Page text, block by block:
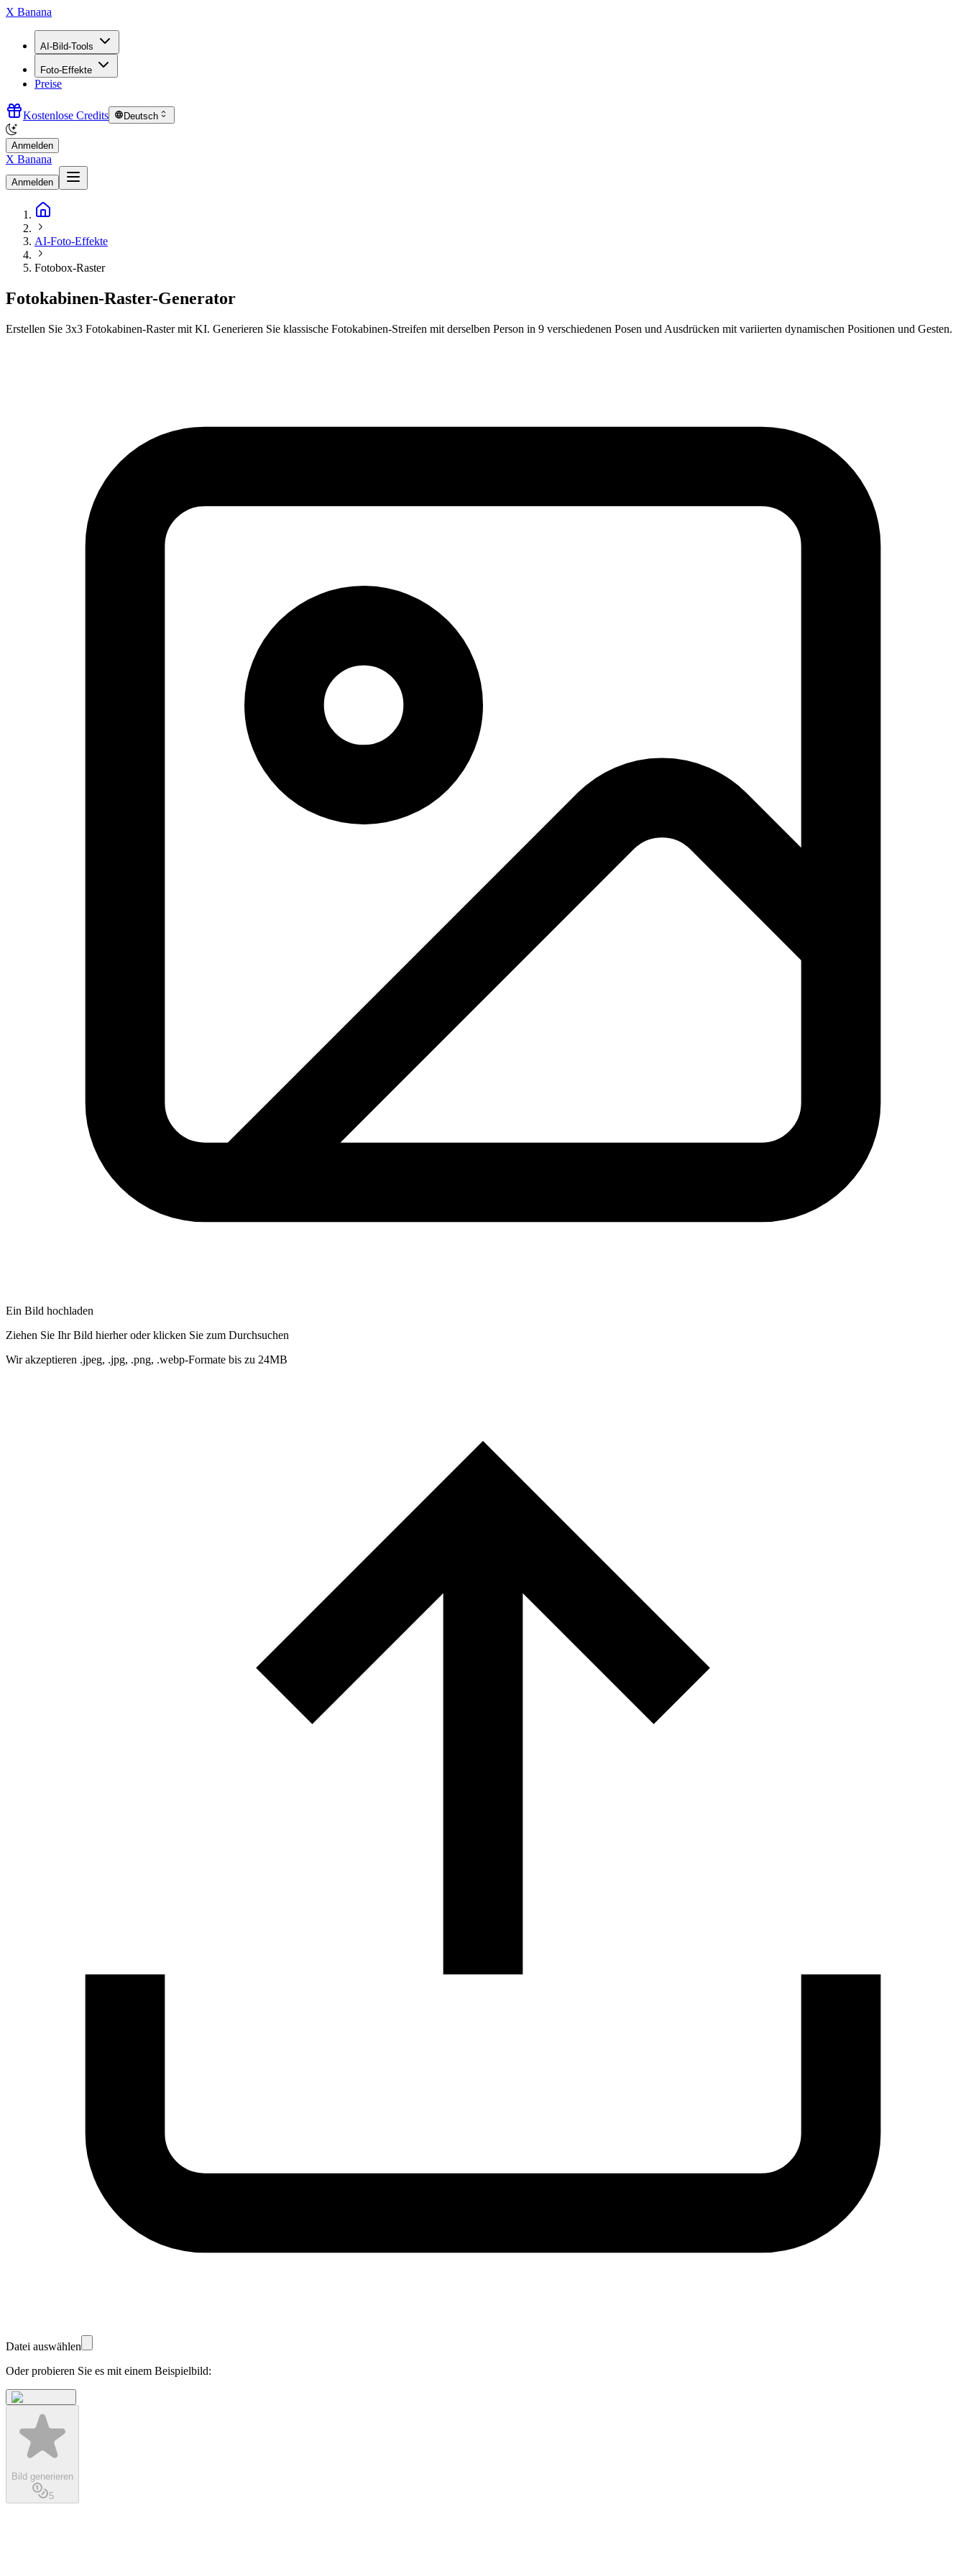
X Banana
AI-Bild-Tools
Foto-Effekte
Preise
Kostenlose Credits Deutsch
Anmelden
X Banana
Anmelden
AI-Foto-Effekte
Fotobox-Raster
Fotokabinen-Raster-Generator
Erstellen Sie 3x3 Fotokabinen-Raster mit KI. Generieren Sie klassische Fotokabinen-Streifen mit derselben Person in 9 verschiedenen Posen und Ausdrücken mit variierten dynamischen Positionen und Gesten.
Ein Bild hochladen
Ziehen Sie Ihr Bild hierher oder klicken Sie zum Durchsuchen
Wir akzeptieren .jpeg, .jpg, .png, .webp-Formate bis zu 24MB
Datei auswählen
Oder probieren Sie es mit einem Beispielbild:
Bild generieren
5